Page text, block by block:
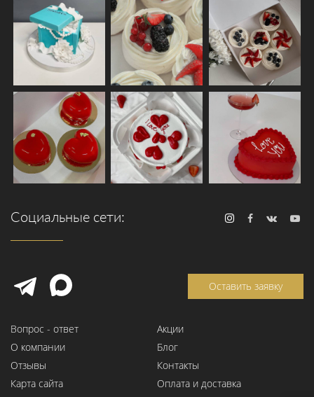
Социальные сети:
Оставить заявку
Вопрос - ответ
Акции
О компании
Блог
Отзывы
Контакты
Карта сайта
Оплата и доставка